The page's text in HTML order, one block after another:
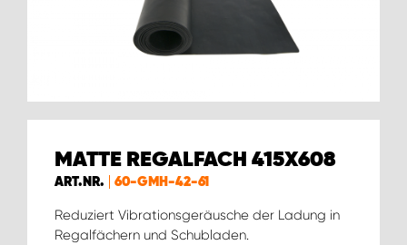
MATTE REGALFACH 415X608
ART.NR. 60-GMH-42-61
Reduziert Vibrationsgeräusche der Ladung in
Regalfächern und Schubladen.
WORK SYSTEM LIMBURG-KEMPEN
WORK SYSTEM WORK SYSTEM BRÜGGE